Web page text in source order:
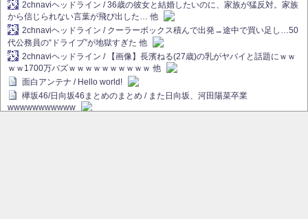
2chnaviヘッドライン / 36歳の彼女と結婚したいのに、家族が猛反対。家族
から信じられない言葉が飛び出した… 他
2chnaviヘッドライン / クーラーボックス積んで出発→途中で買い足し…50
代公務員の“ドライブ”が地獄すぎた 他
2chnaviヘッドライン / 【画像】長濱ねる(27歳)の乳がヤバイと話題にｗｗ
ｗｗ1700万バズｗｗｗｗｗｗｗｗｗｗ 他
面白アンテナ / Hello world!
欅坂46/日向坂46まとめのまとめ / また日向坂、河田陽菜卒業
wwwwwwwwwww